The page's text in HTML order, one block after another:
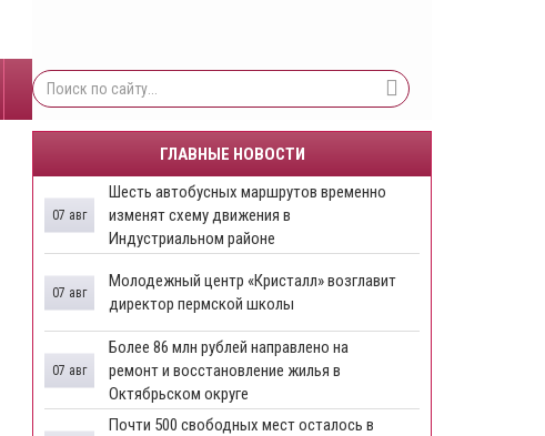
ГЛАВНЫЕ НОВОСТИ
Шесть автобусных маршрутов временно
изменят схему движения в
Индустриальном районе
07 авг
Молодежный центр «Кристалл» возглавит
директор пермской школы
07 авг
Более 86 млн рублей направлено на
ремонт и восстановление жилья в
Октябрьском округе
07 авг
Почти 500 свободных мест осталось в